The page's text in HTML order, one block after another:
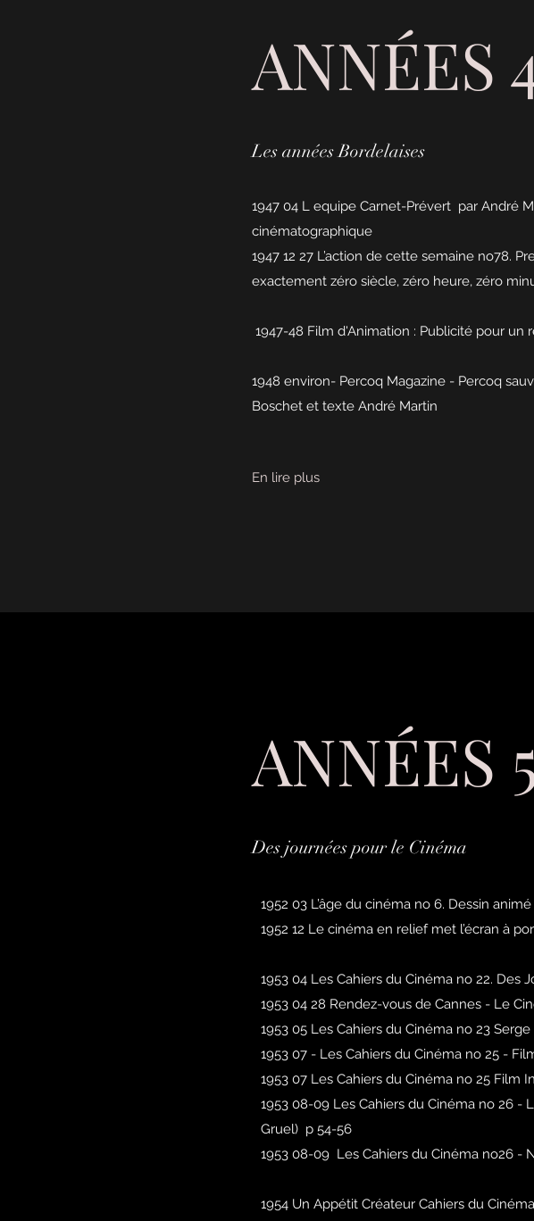
ANNÉES
Les années Bordelaises
1947 04 L equipe Carnet-Prévert par André
cinématographique
1947 12 27 L’action de cette semaine no78.
exactement zéro siècle, zéro heure, zéro
1947-48 Film d'Animation : Publicité pour un
1948 environ- Percoq Magazine - Percoq
Boschet et texte André Martin
En lire plus
ANNÉES
Des journées pour le Cinéma
1952 03 L’âge du cinéma no 6. Dessin
1952 12 Le cinéma en relief met l’écran à
1953 04 Les Cahiers du Cinéma no 22. Des
1953 04 28 Rendez-vous de Cannes - Le
1953 05 Les Cahiers du Cinéma no 23
1953 07 - Les Cahiers du Cinéma no 25 -
1953 07 Les Cahiers du Cinéma no 25 Film
1953 08-09 Les Cahiers du Cinéma no 26
Gruel) p 54-56
1953 08-09 Les Cahiers du Cinéma no26 -
1954 Un Appétit Créateur Cahiers du